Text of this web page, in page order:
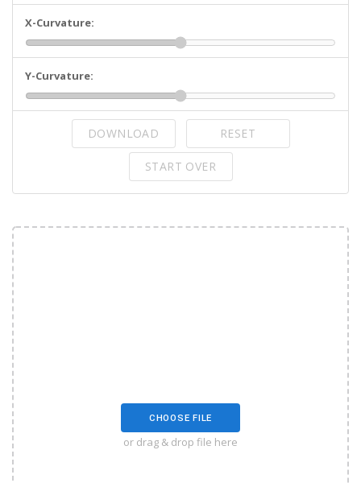
X-Curvature:
Y-Curvature:
DOWNLOAD RESET
START OVER
CHOOSE FILE
or drag & drop file here